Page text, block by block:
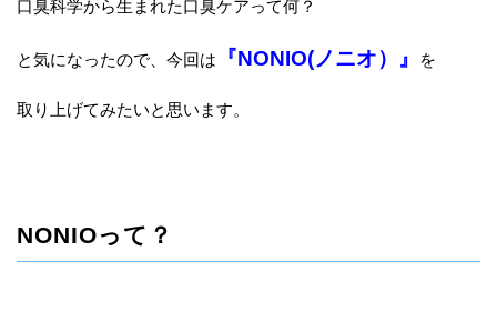
口臭科学から生まれた口臭ケアって何？
と気になったので、今回は 『NONIO(ノニオ）』 を
取り上げてみたいと思います。
NONIOって？